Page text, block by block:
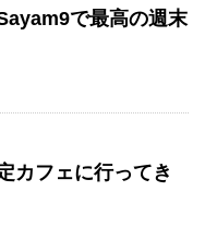
で最高の週末
カフェに行ってき